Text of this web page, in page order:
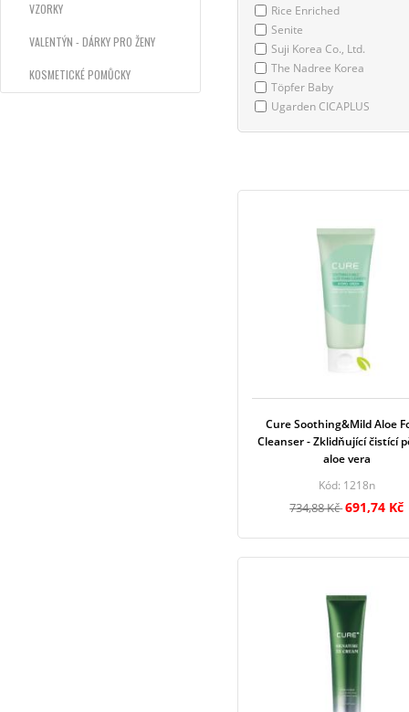
VZORKY
VALENTÝN - DÁRKY PRO ŽENY
KOSMETICKÉ POMŮCKY
Rice Enriched
Senite
Suji Korea Co., Ltd.
The Nadree Korea
Töpfer Baby
Ugarden CICAPLUS
Cure Soothing&Mild Aloe
Cleanser - Zklidňující čistící
aloe vera
Kód: 1218n
734,88 Kč691,74 Kč